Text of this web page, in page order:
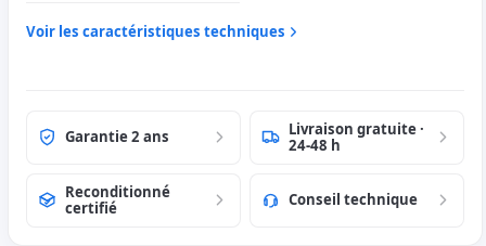
Voir les caractéristiques techniques
Garantie 2 ans
Livraison gratuite ·
24-48 h
Reconditionné
certifié
Conseil technique